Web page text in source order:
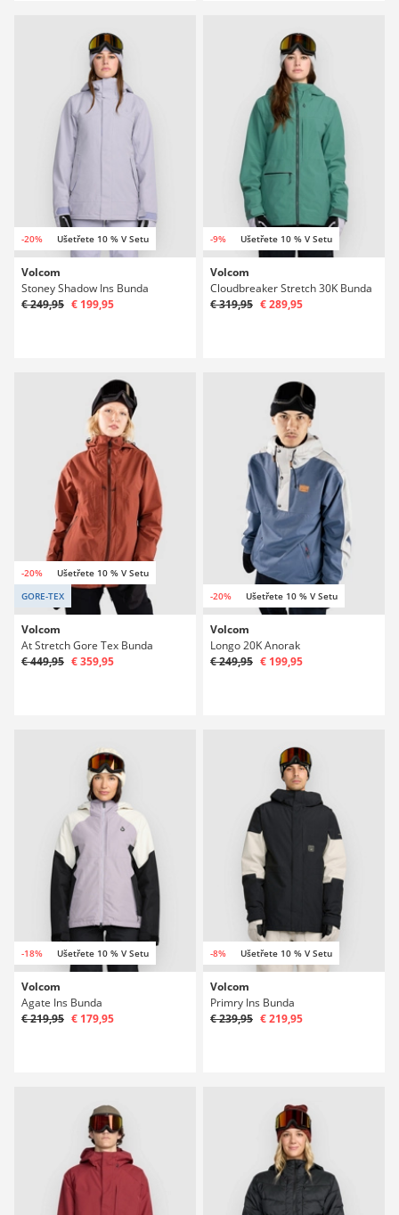
-20% Ušetřete 10 % V Setu
Volcom
Stoney Shadow Ins Bunda
€ 249,95 € 199,95
-9% Ušetřete 10 % V Setu
Volcom
Cloudbreaker Stretch 30K Bunda
€ 319,95 € 289,95
-20%
Ušetřete 10 % V Setu
GORE-TEX
Volcom
At Stretch Gore Tex Bunda
€ 449,95 € 359,95
-20% Ušetřete 10 % V Setu
Volcom
Longo 20K Anorak
€ 249,95 € 199,95
-18% Ušetřete 10 % V Setu
Volcom
Agate Ins Bunda
€ 219,95 € 179,95
-8% Ušetřete 10 % V Setu
Volcom
Primry Ins Bunda
€ 239,95 € 219,95